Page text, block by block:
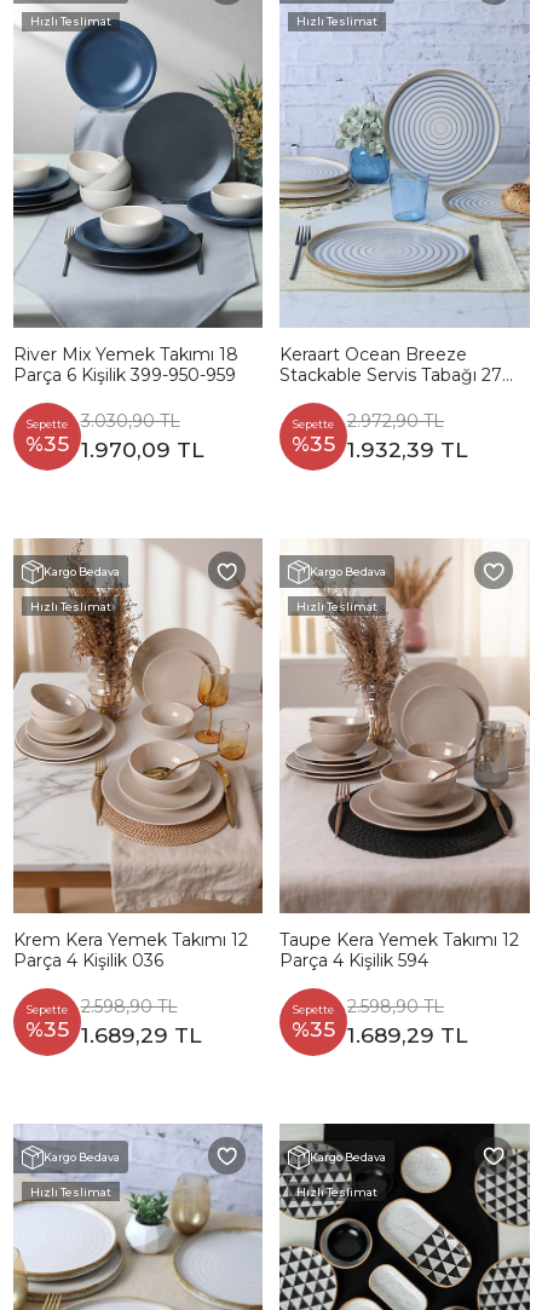
Hızlı Teslimat
River Mix Yemek Takımı 18
Parça 6 Kişilik 399-950-959
Sepette
%35
3.030,90 TL
1.970,09 TL
Hızlı Teslimat
Keraart Ocean Breeze
Stackable Servis Tabağı 27
Sepette
%35
2.972,90 TL
1.932,39 TL
Kargo Bedava
Hızlı Teslimat
Krem Kera Yemek Takımı 12
Parça 4 Kişilik 036
Sepette
%35
2.598,90 TL
1.689,29 TL
Kargo Bedava
Hızlı Teslimat
Taupe Kera Yemek Takımı 12
Parça 4 Kişilik 594
Sepette
%35
2.598,90 TL
1.689,29 TL
Kargo Bedava
Hızlı Teslimat
Kargo Bedava
Hızlı Teslimat